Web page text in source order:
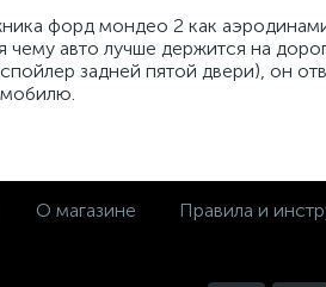
форд мондео 2 как
чему авто лучше держится на
задней пятой двери), он
О магазине Правила и